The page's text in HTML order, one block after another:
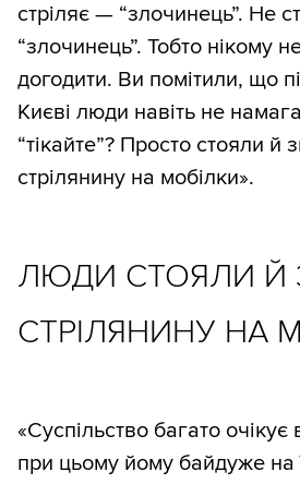
стріляє — “злочинець”. Не
“злочинець”. Тобто нікому
догодити. Ви помітили, що
Києві люди навіть не
“тікайте”? Просто стояли й
стрілянину на мобілки».
ЛЮДИ СТОЯЛИ Й
СТРІЛЯНИНУ НА
«Суспільство багато очікує
при цьому йому байдуже на